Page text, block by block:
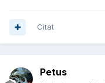
Citat
Petus